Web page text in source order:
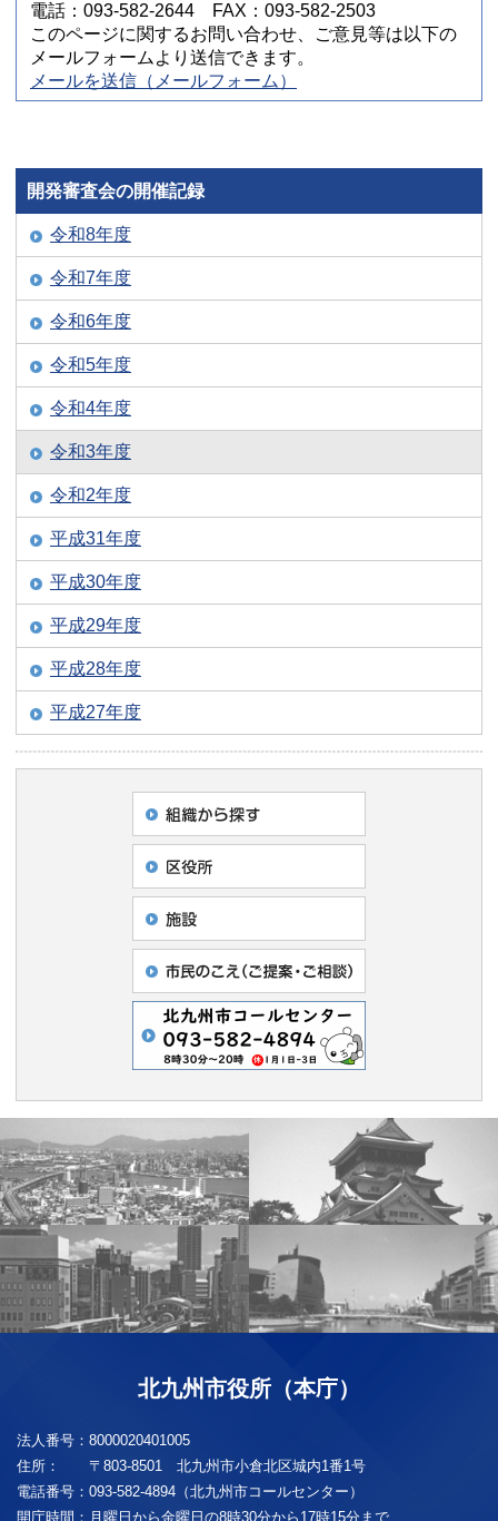
電話：093-582-2644 FAX：093-582-2503
このページに関するお問い合わせ、ご意見等は以下の
メールフォームより送信できます。
メールを送信（メールフォーム）
開発審査会の開催記録
令和8年度
令和7年度
令和6年度
令和5年度
令和4年度
令和3年度
令和2年度
平成31年度
平成30年度
平成29年度
平成28年度
平成27年度
北九州市役所（本庁）
法人番号： 8000020401005
住所：
〒803-8501 北九州市小倉北区城内1番1号
電話番号： 093-582-4894（北九州市コールセンター）
開庁時間： 月曜日から金曜日の8時30分から17時15分まで